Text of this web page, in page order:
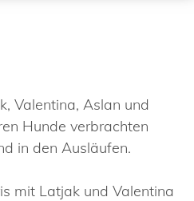
Valentina, Aslan und
Hunde verbrachten
in den Ausläufen.
mit Latjak und Valentina